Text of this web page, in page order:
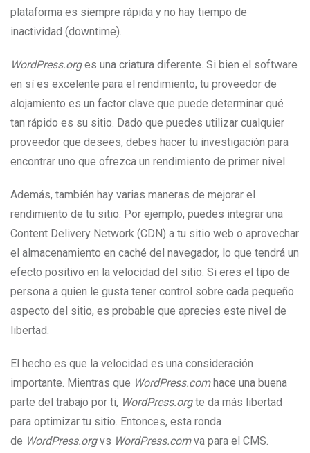
plataforma es siempre rápida y no hay tiempo de
inactividad (downtime).
WordPress.orges una criatura diferente. Si bien el software
en sí es excelente para el rendimiento, tu proveedor de
alojamiento es un factor clave que puede determinar qué
tan rápido es su sitio. Dado que puedes utilizar cualquier
proveedor que desees, debes hacer tu investigación para
encontrar uno que ofrezca un rendimiento de primer nivel.
Además, también hay varias maneras de mejorar el
rendimiento de tu sitio. Por ejemplo, puedes integrar una
Content Delivery Network (CDN) a tu sitio web o aprovechar
el almacenamiento en caché del navegador, lo que tendrá un
efecto positivo en la velocidad del sitio. Si eres el tipo de
persona a quien le gusta tener control sobre cada pequeño
aspecto del sitio, es probable que aprecies este nivel de
libertad.
El hecho es que la velocidad es una consideración
importante. Mientras que WordPress.comhace una buena
parte del trabajo por ti, WordPress.orgte da más libertad
para optimizar tu sitio. Entonces, esta ronda
de WordPress.orgvs WordPress.comva para el CMS.